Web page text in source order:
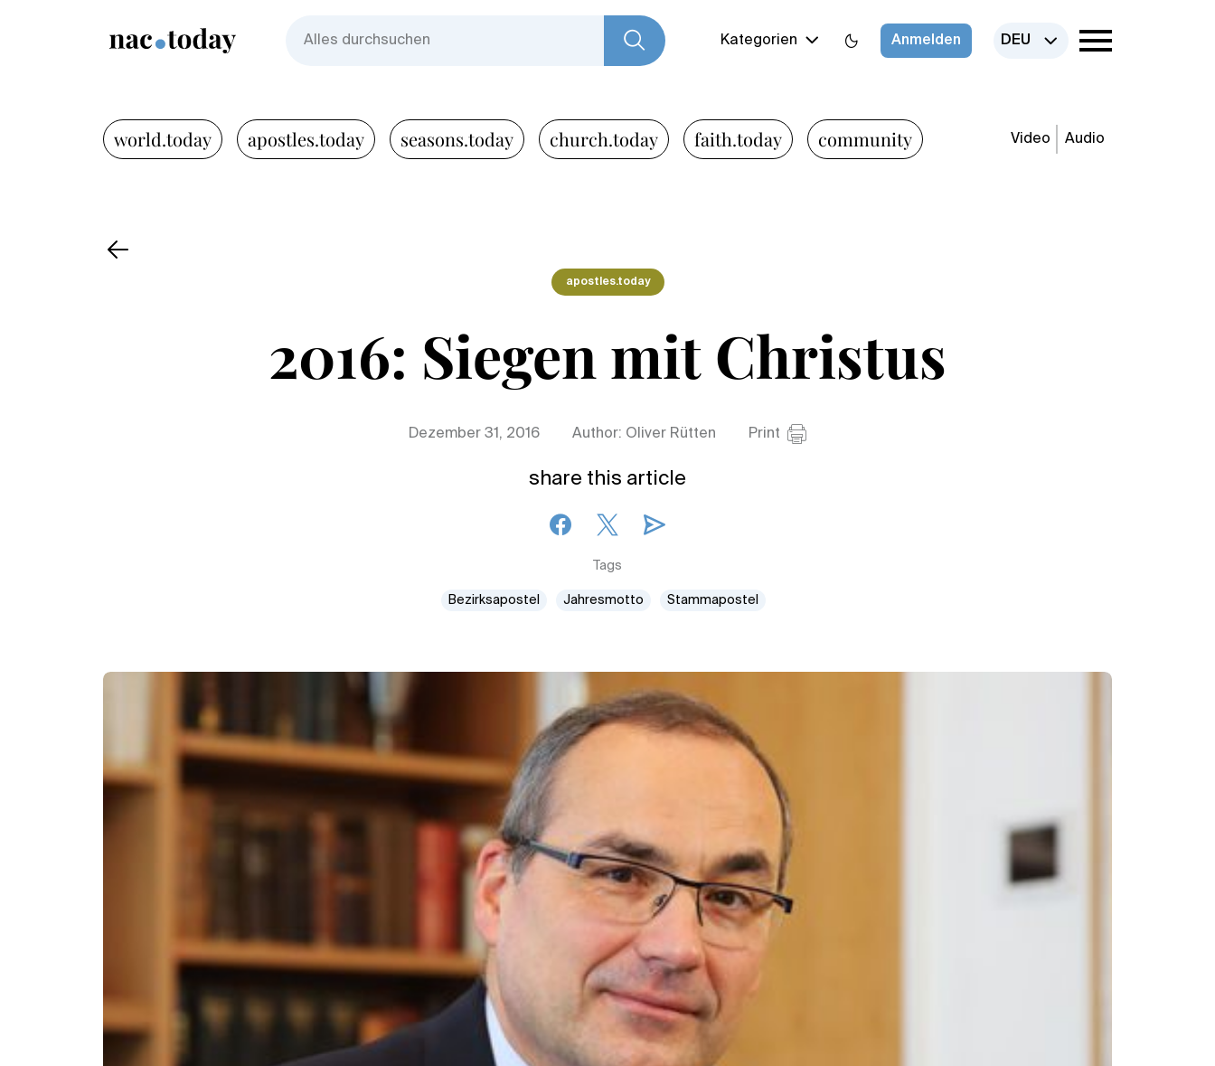
Kategorien Anmelden DEU
world.today apostles.today seasons.today church.today faith.today community Video Audio
apostles.today
2016: Siegen mit Christus
Dezember 31, 2016 Author: Oliver Rütten Print
share this article
Tags
Bezirksapostel Jahresmotto Stammapostel